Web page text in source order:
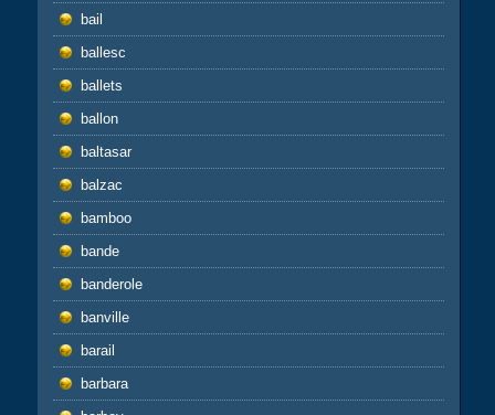
bail
ballesc
ballets
ballon
baltasar
balzac
bamboo
bande
banderole
banville
barail
barbara